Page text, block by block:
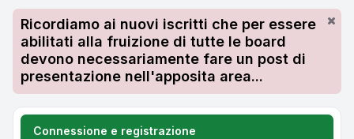
Ricordiamo ai nuovi iscritti che per essere
abilitati alla fruizione di tutte le board
devono necessariamente fare un post di
presentazione nell'apposita area...
Connessione e registrazione